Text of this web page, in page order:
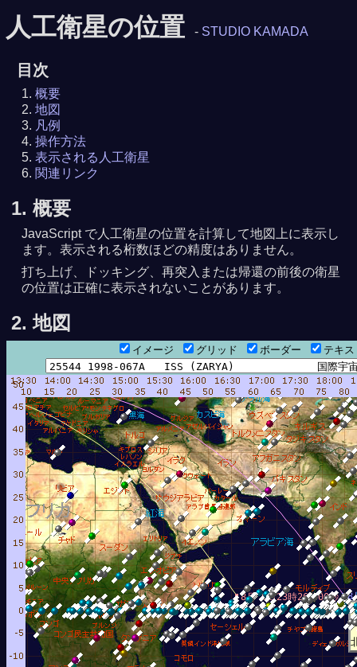
人工衛星の位置 - STUDIO KAMADA
目次
概要
地図
凡例
操作方法
表示される人工衛星
関連リンク
1. 概要
JavaScript で人工衛星の位置を計算して地図上に表示し
ます。表示される桁数ほどの精度はありません。
打ち上げ、ドッキング、再突入または帰還の前後の衛星
の位置は正確に表示されないことがあります。
2. 地図
イメージ グリッド ボーダー テキ
分49秒
8
8月 6日23時26分00秒